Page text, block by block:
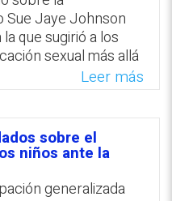
compartir
la autoridad
respeto».
Sue Jaye Johnson
que sugirió a los
sexual más allá
y reproductivos,
dimensiones, tales
las ‎emociones y los
referencia a la
entre las
a través de la
se puede ayudar
Leer más
sobre el
niños ante la
generalizada